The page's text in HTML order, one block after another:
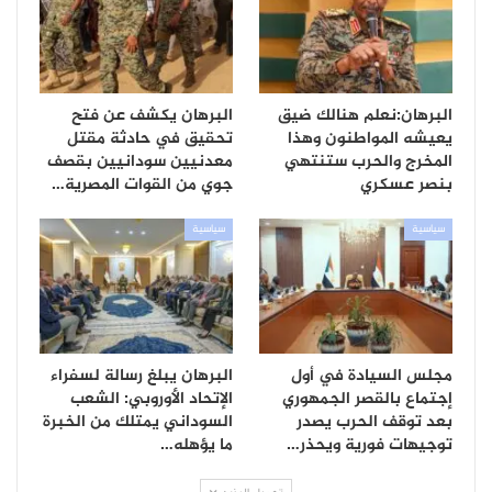
البرهان:نعلم هنالك ضيق
يعيشه المواطنون وهذا
المخرج والحرب ستنتهي
بنصر عسكري
البرهان يكشف عن فتح
تحقيق في حادثة مقتل
معدنيين سودانيين بقصف
جوي من القوات المصرية…
سياسية
مجلس السيادة في أول
إجتماع بالقصر الجمهوري
بعد توقف الحرب يصدر
توجيهات فورية ويحذر…
سياسية
البرهان يبلغ رسالة لسفراء
الإتحاد الأوروبي: الشعب
السوداني يمتلك من الخبرة
ما يؤهله…